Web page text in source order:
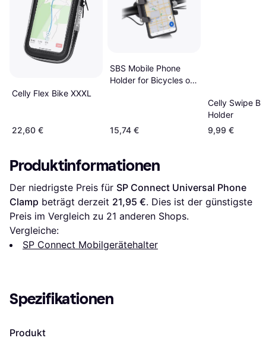
Celly Flex Bike XXXL
22,60 €
SBS Mobile Phone
Holder for Bicycles or
15,74 €
Celly Swipe
Holder
9,99 €
Produktinformationen
Der niedrigste Preis für SP Connect Universal Phone
Clamp beträgt derzeit 21,95 €. Dies ist der günstigste
Preis im Vergleich zu 21 anderen Shops.
Vergleiche:
SP Connect Mobilgerätehalter
Spezifikationen
Produkt